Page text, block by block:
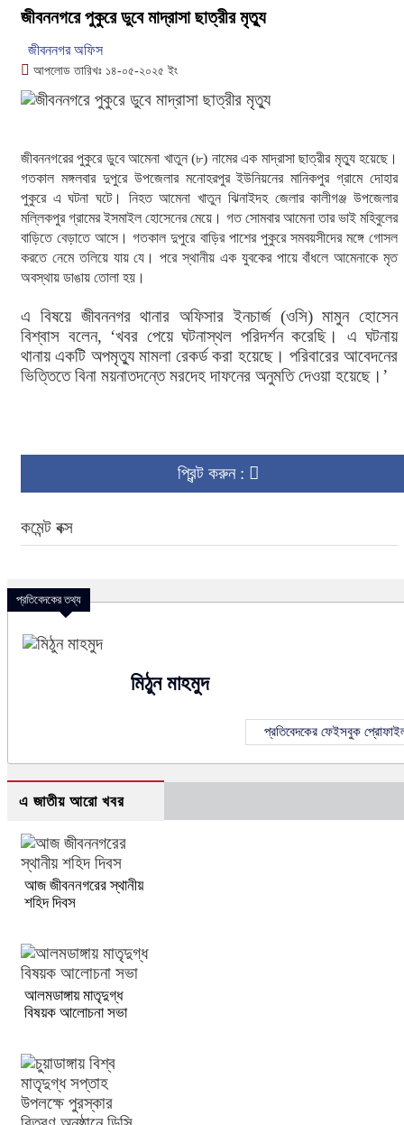
জীবননগরে পুকুরে ডুবে মাদ্রাসা ছাত্রীর মৃত্যু
জীবননগর অফিস
আপলোড তারিখঃ ১৪-০৫-২০২৫ ইং
জীবননগরের পুকুরে ডুবে আমেনা খাতুন (৮) নামের এক মাদ্রাসা ছাত্রীর মৃত্যু হয়েছে।
গতকাল মঙ্গলবার দুপুরে উপজেলার মনোহরপুর ইউনিয়নের মানিকপুর গ্রামে দোহার
পুকুরে এ ঘটনা ঘটে। নিহত আমেনা খাতুন ঝিনাইদহ জেলার কালীগঞ্জ উপজেলার
মল্লিকপুর গ্রামের ইসমাইল হোসেনের মেয়ে। গত সোমবার আমেনা তার ভাই মহিবুলের
বাড়িতে বেড়াতে আসে। গতকাল দুপুরে বাড়ির পাশের পুকুরে সমবয়সীদের মঙ্গে গোসল
করতে নেমে তলিয়ে যায় যে। পরে স্থানীয় এক যুবকের পায়ে বাঁধলে আমেনাকে মৃত
অবস্থায় ডাঙায় তোলা হয়।
এ বিষয়ে জীবননগর থানার অফিসার ইনচার্জ (ওসি) মামুন হোসেন
বিশ্বাস বলেন, ‘খবর পেয়ে ঘটনাস্থল পরিদর্শন করেছি। এ ঘটনায়
থানায় একটি অপমৃত্যু মামলা রেকর্ড করা হয়েছে। পরিবারের আবেদনের
ভিত্তিতে বিনা ময়নাতদন্তে মরদেহ দাফনের অনুমতি দেওয়া হয়েছে।’
প্রিন্ট করুন :
কমেন্ট বক্স
প্রতিবেদকের তথ্য
মিঠুন মাহমুদ
প্রতিবেদকের ফেইসবুক
এ জাতীয় আরো খবর
আজ জীবননগরের স্থানীয়
শহিদ দিবস
আলমডাঙ্গায় মাতৃদুগ্ধ
বিষয়ক আলোচনা সভা